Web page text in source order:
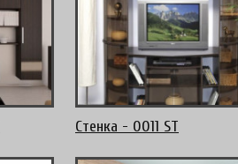
Стенка - 0011 ST